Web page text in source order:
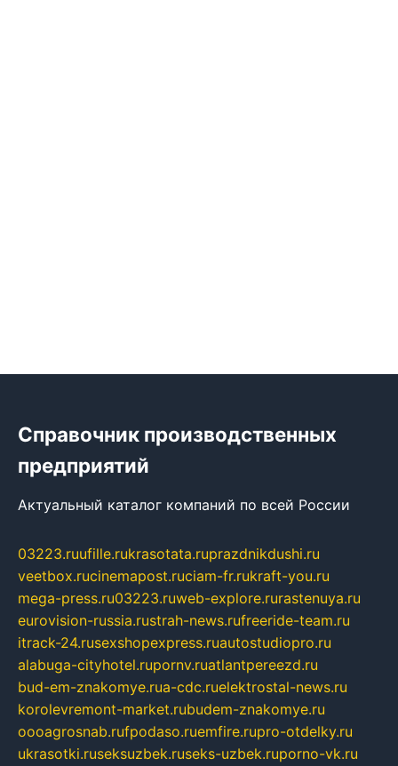
Справочник производственных
предприятий
Актуальный каталог компаний по всей России
03223.ruufille.rukrasotata.ruprazdnikdushi.ru
veetbox.rucinemapost.ruciam-fr.rukraft-you.ru
mega-press.ru03223.ruweb-explore.rurastenuya.ru
eurovision-russia.rustrah-news.rufreeride-team.ru
itrack-24.rusexshopexpress.ruautostudiopro.ru
alabuga-cityhotel.rupornv.ruatlantpereezd.ru
bud-em-znakomye.rua-cdc.ruelektrostal-news.ru
korolevremont-market.rubudem-znakomye.ru
oooagrosnab.rufpodaso.ruemfire.rupro-otdelky.ru
ukrasotki.ruseksuzbek.ruseks-uzbek.ruporno-vk.ru